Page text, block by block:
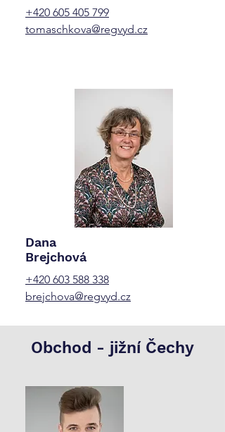
+420 605 405 799
tomaschkova@regvyd.cz
Dana
Brejchová
+420 603 588 338
brejchova@regvyd.cz
Obchod - jižní Čechy